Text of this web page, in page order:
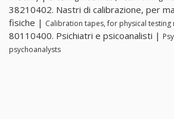
38210402. Nastri di calibrazione, per
fisiche | Calibration tapes, for physical testing
80110400. Psichiatri e psicoanalisti |
psychoanalysts